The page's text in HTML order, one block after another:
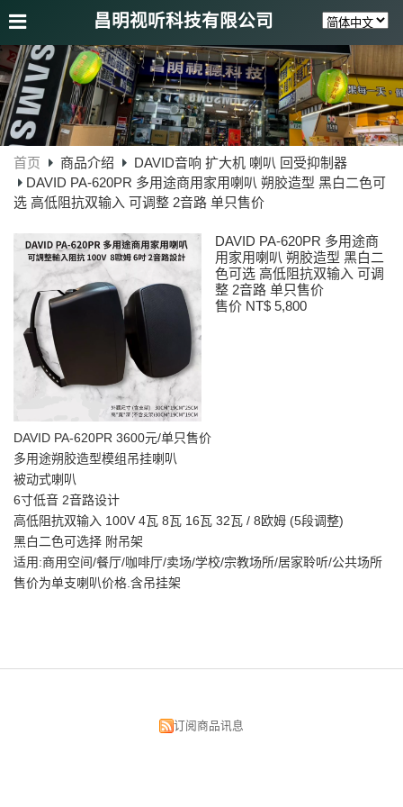
昌明视听科技有限公司
首页 商品介绍
DAVID音响 扩大机 喇叭 回受抑制器
DAVID PA-620PR 多用途商用家用喇叭 朔胶造型 黑白二色可
选 高低阻抗双输入 可调整 2音路 单只售价
DAVID PA-620PR 多用途商
用家用喇叭 朔胶造型 黑白二
色可选 高低阻抗双输入 可调
整 2音路 单只售价
售价 NT$ 5,800
DAVID PA-620PR 3600元/单只售价
多用途朔胶造型模组吊挂喇叭
被动式喇叭
6寸低音 2音路设计
高低阻抗双输入 100V 4瓦 8瓦 16瓦 32瓦 / 8欧姆 (5段调整)
黑白二色可选择 附吊架
适用:商用空间/餐厅/咖啡厅/卖场/学校/宗教场所/居家聆听/公共场所
售价为单支喇叭价格.含吊挂架
订阅商品讯息